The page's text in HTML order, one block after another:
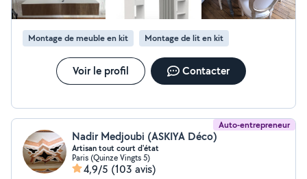
Montage de meuble en kit Montage de lit en kit
Voir le profil Contacter
Auto-entrepreneur
Nadir Medjoubi (ASKIYA Déco)
Artisan tout court d'état
Paris (Quinze Vingts 5)
4,9/5 (103 avis)